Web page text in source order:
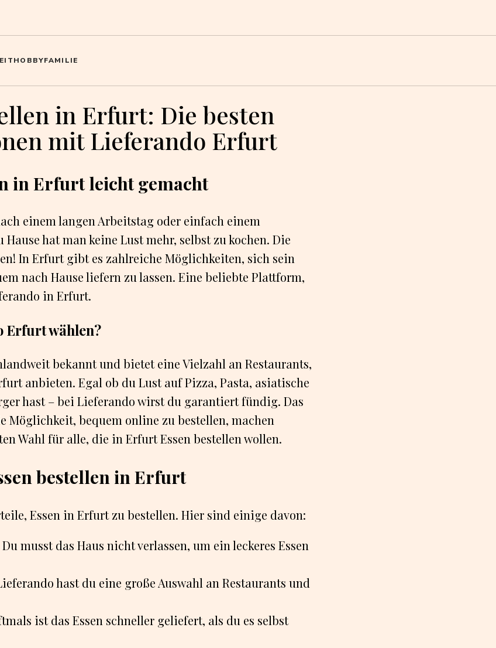
HOBBYFAMILIE
in Erfurt: Die besten
mit Lieferando Erfurt
in Erfurt leicht gemacht
einem langen Arbeitstag oder einfach einem
hat man keine Lust mehr, selbst zu kochen. Die
In Erfurt gibt es zahlreiche Möglichkeiten, sich sein
nach Hause liefern zu lassen. Eine beliebte Plattform,
in Erfurt.
Erfurt wählen?
bekannt und bietet eine Vielzahl an Restaurants,
anbieten. Egal ob du Lust auf Pizza, Pasta, asiatische
hast – bei Lieferando wirst du garantiert fündig. Das
Möglichkeit, bequem online zu bestellen, machen
Wahl für alle, die in Erfurt Essen bestellen wollen.
bestellen in Erfurt
Essen in Erfurt zu bestellen. Hier sind einige davon:
Du musst das Haus nicht verlassen, um ein leckeres Essen
hast du eine große Auswahl an Restaurants und
ist das Essen schneller geliefert, als du es selbst